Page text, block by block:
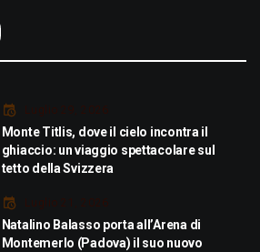
Luglio 29, 2026
Monte Titlis, dove il cielo incontra il
ghiaccio: un viaggio spettacolare sul
tetto della Svizzera
Luglio 21, 2026
Natalino Balasso porta all’Arena di
Montemerlo (Padova) il suo nuovo